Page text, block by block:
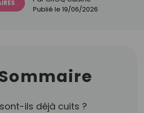
Publié le 19/06/2026
ils déjà cuits ?